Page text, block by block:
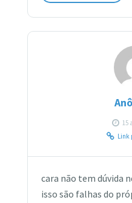
15
Link
cara não tem dúvida
isso são falhas do